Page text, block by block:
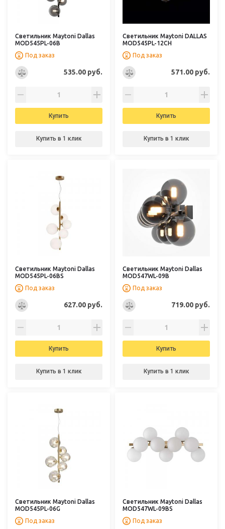
Светильник Maytoni Dallas
MOD545PL-06B
Под заказ
535.00 руб.
Купить
Купить в 1 клик
Светильник Maytoni DALLAS
MOD545PL-12CH
Под заказ
571.00 руб.
Купить
Купить в 1 клик
Светильник Maytoni Dallas
MOD545PL-06BS
Под заказ
627.00 руб.
Купить
Купить в 1 клик
Светильник Maytoni Dallas
MOD547WL-09B
Под заказ
719.00 руб.
Купить
Купить в 1 клик
Светильник Maytoni Dallas
MOD545PL-06G
Под заказ
Светильник Maytoni Dallas
MOD547WL-09BS
Под заказ